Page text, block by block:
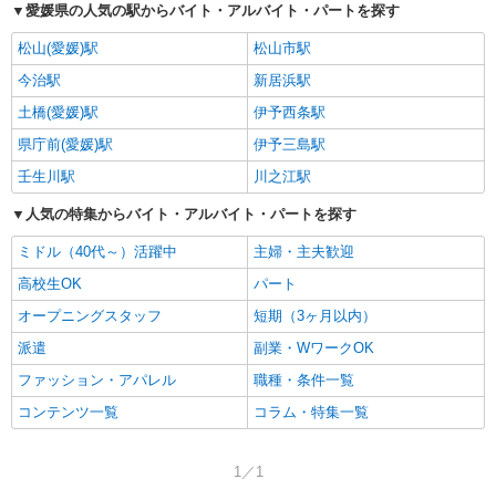
に乗せた桶に入れて運び、売り歩く特徴的な姿で知られていました。
愛媛県の人気の駅からバイト・アルバイト・パートを探す
松山(愛媛)駅
松山市駅
今治駅
新居浜駅
土橋(愛媛)駅
伊予西条駅
県庁前(愛媛)駅
伊予三島駅
壬生川駅
川之江駅
人気の特集からバイト・アルバイト・パートを探す
ミドル（40代～）活躍中
主婦・主夫歓迎
高校生OK
パート
オープニングスタッフ
短期（3ヶ月以内）
派遣
副業・WワークOK
ファッション・アパレル
職種・条件一覧
コンテンツ一覧
コラム・特集一覧
1／1